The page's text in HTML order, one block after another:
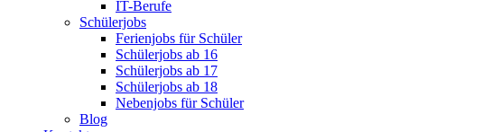
IT-Berufe
Schülerjobs
Ferienjobs für Schüler
Schülerjobs ab 16
Schülerjobs ab 17
Schülerjobs ab 18
Nebenjobs für Schüler
Blog